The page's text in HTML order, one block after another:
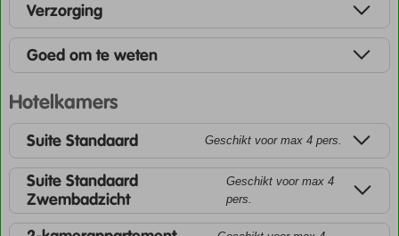
Verzorging
Goed om te weten
Hotelkamers
Suite Standaard Geschikt voor max 4 pers.
Suite Standaard
Zwembadzicht
Geschikt voor max 4
pers.